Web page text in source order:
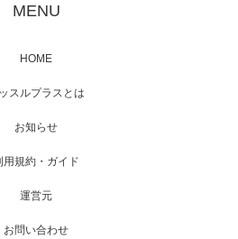
メカバース」舞台挨拶へマッスルプラ
NHK BS「COOL JAPAN 」にてマッス
MENU
HOME
スルプラスとは
お知らせ
用規約・ガイド
運営元
お問い合わせ